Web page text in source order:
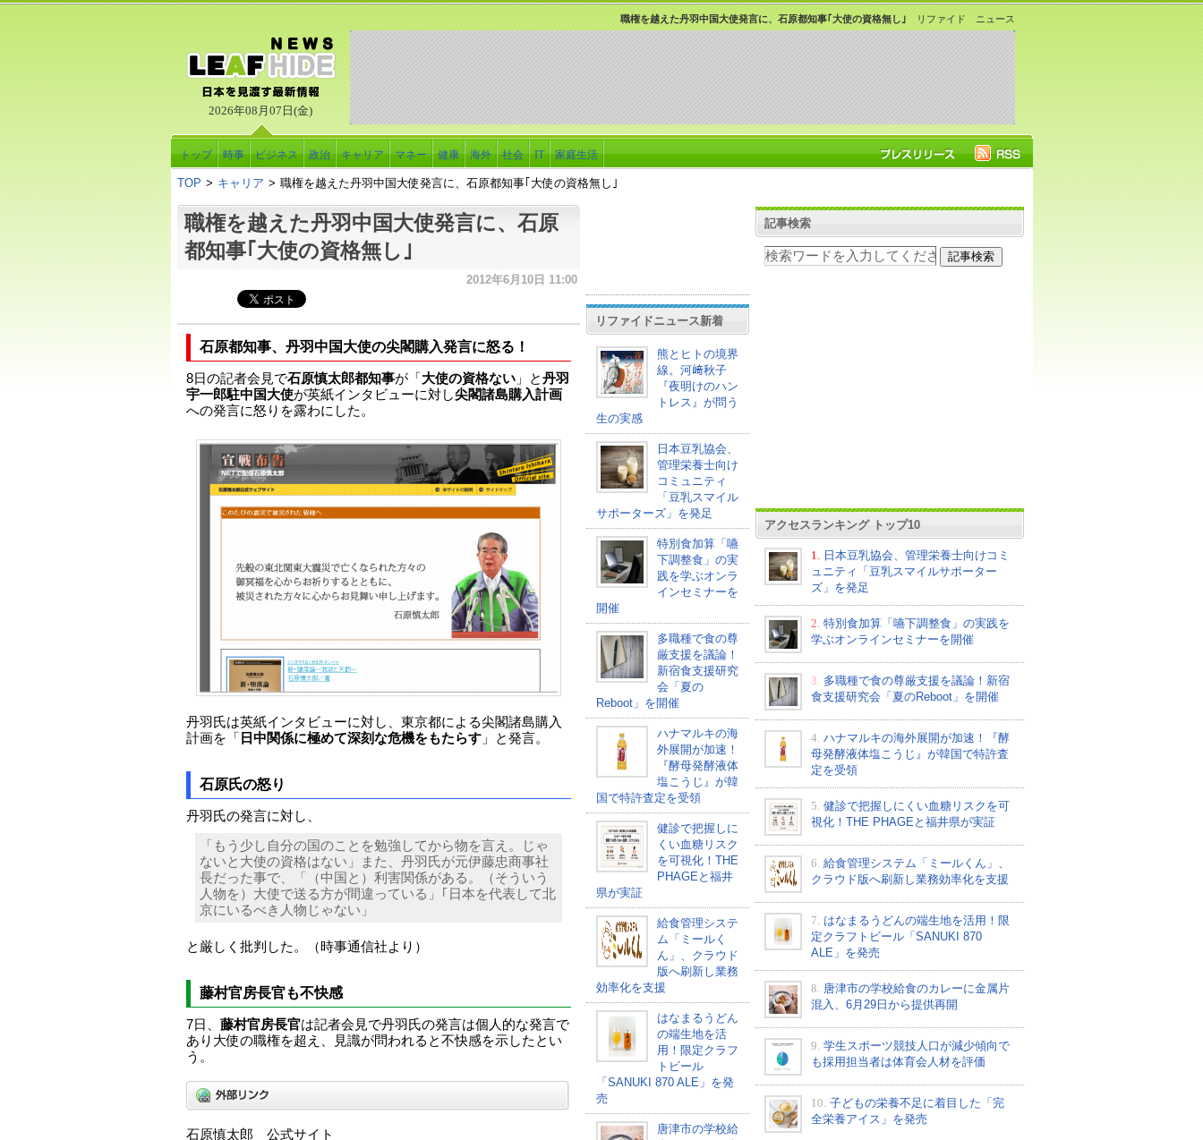
2026年08月07日(金)
リファイド ニュース
職権を越えた丹羽中国大使発言に、石原都知事｢大使の資格無し｣
トップ 時事 ビジネス 政治 キャリア マネー 健康 海外 社会 IT 家庭生活
TOP > キャリア > 職権を越えた丹羽中国大使発言に、石原都知事｢大使の資格無し｣
職権を越えた丹羽中国大使発言に、石原
都知事｢大使の資格無し｣
2012年6月10日 11:00
石原都知事、丹羽中国大使の尖閣購入発言に怒る！
8日の記者会見で石原慎太郎都知事が「 大使の資格ない」と丹羽
宇一郎駐中国大使が英紙インタビューに対し尖閣諸島購入計画
への発言に怒りを露わにした。
丹羽氏は英紙インタビューに対し、東京都による尖閣諸島購入
計画を「 日中関係に極めて深刻な危機をもたらす」と発言。
石原氏の怒り
丹羽氏の発言に対し、
「もう少し自分の国のことを勉強してから物を言え。じゃ
ないと大使の資格はない」また、丹羽氏が元伊藤忠商事社
長だった事で、「（中国と）利害関係がある。（そういう
人物を）大使で送る方が間違っている」｢日本を代表して北
京にいるべき人物じゃない」
と厳しく批判した。（時事通信社より）
藤村官房長官も不快感
7日、 藤村官房長官は記者会見で丹羽氏の発言は個人的な発言で
あり大使の職権を超え、見識が問われると不快感を示したとい
う。
石原慎太郎 公式サイト
リファイドニュース新着
熊とヒトの境界
線。河﨑秋子
『夜明けのハン
トレス』が問う
生の実感
日本豆乳協会、
管理栄養士向け
コミュニティ
「豆乳スマイル
サポーターズ」を発足
特別食加算「嚥
下調整食」の実
践を学ぶオンラ
インセミナーを
開催
多職種で食の尊
厳支援を議論！
新宿食支援研究
会「夏の
Reboot」を開催
ハナマルキの海
外展開が加速！
『酵母発酵液体
塩こうじ』が韓
国で特許査定を受領
健診で把握しに
くい血糖リスク
を可視化！THE
PHAGEと福井
県が実証
給食管理システ
ム「ミールく
ん」、クラウド
版へ刷新し業務
効率化を支援
はなまるうどん
の端生地を活
用！限定クラフ
トビール
「SANUKI 870 ALE」を発
売
唐津市の学校給
記事検索
アクセスランキング トップ10
1.
日本豆乳協会、管理栄養士向けコミ
ュニティ「豆乳スマイルサポーター
ズ」を発足
2. 特別食加算「嚥下調整食」の実践を
学ぶオンラインセミナーを開催
3. 多職種で食の尊厳支援を議論！新宿
食支援研究会「夏のReboot」を開催
4. ハナマルキの海外展開が加速！『酵
母発酵液体塩こうじ』が韓国で特許査
定を受領
5. 健診で把握しにくい血糖リスクを可
視化！THE PHAGEと福井県が実証
6. 給食管理システム「ミールくん」、
クラウド版へ刷新し業務効率化を支援
7. はなまるうどんの端生地を活用！限
定クラフトビール「SANUKI 870
ALE」を発売
8. 唐津市の学校給食のカレーに金属片
混入、6月29日から提供再開
9. 学生スポーツ競技人口が減少傾向で
も採用担当者は体育会人材を評価
10. 子どもの栄養不足に着目した「完
全栄養アイス」を発売